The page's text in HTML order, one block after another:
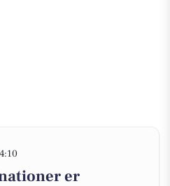
er